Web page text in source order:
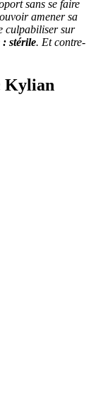
sans se faire
amener sa
culpabiliser sur
: stérile. Et contre-
Kylian